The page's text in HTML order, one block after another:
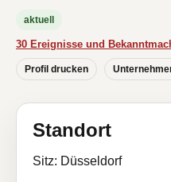
aktuell
30 Ereignisse und
Profil drucken
Standort
Sitz: Düsseldorf